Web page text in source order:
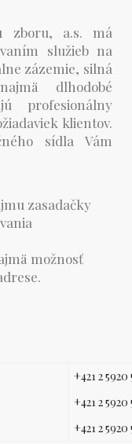
zboru, a.s. má
služieb na
zázemie, silná
dlhodobé
profesionálny
klientov.
sídla Vám
zasadačky
možnosť
+421 2 5920
+421 2 5920
+421 2 5920